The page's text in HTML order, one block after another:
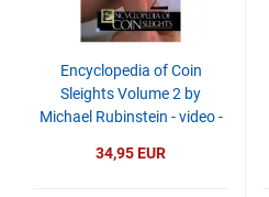
Encyclopedia of Coin
Sleights Volume 2 by
Michael Rubinstein - video -
34,95 EUR